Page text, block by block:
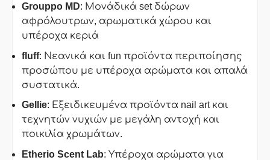
Grouppo MD: Μονάδικά set δώρων
αφρόλουτρων, αρωματικά χώρου και
υπέροχα κεριά
fluff: Νεανικά και fun προϊόντα περιποίησης
προσώπου με υπέροχα αρώματα και απαλά
συστατικά.
Gellie: Εξειδικευμένα προϊόντα nail art και
τεχνητών νυχιών με μεγάλη αντοχή και
ποικιλία χρωμάτων.
Etherio Scent Lab: Υπέροχα αρώματα για